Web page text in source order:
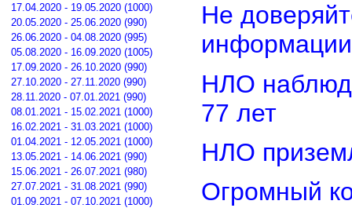
17.04.2020 - 19.05.2020 (1000)
20.05.2020 - 25.06.2020 (990)
26.06.2020 - 04.08.2020 (995)
05.08.2020 - 16.09.2020 (1005)
17.09.2020 - 26.10.2020 (990)
27.10.2020 - 27.11.2020 (990)
28.11.2020 - 07.01.2021 (990)
08.01.2021 - 15.02.2021 (1000)
16.02.2021 - 31.03.2021 (1000)
01.04.2021 - 12.05.2021 (1000)
13.05.2021 - 14.06.2021 (990)
15.06.2021 - 26.07.2021 (980)
27.07.2021 - 31.08.2021 (990)
01.09.2021 - 07.10.2021 (1000)
Не
информации
НЛО
77 лет
НЛО
Огромный